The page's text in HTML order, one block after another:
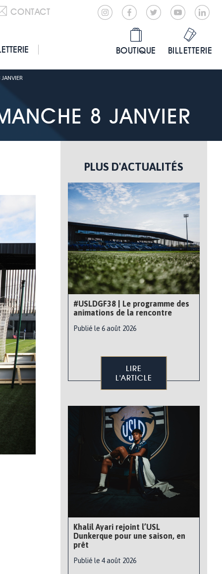
CONTACT
BOUTIQUE BILLETTERIE
8 JANVIER
PLUS D'ACTUALITÉS
#USLDGF38 | Le programme des
animations de la rencontre
Publié le 6 août 2026
LIRE
L'ARTICLE
Khalil Ayari rejoint l’USL
Dunkerque pour une saison, en
prêt
Publié le 4 août 2026